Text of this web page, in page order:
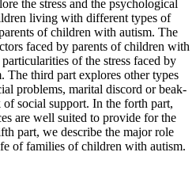
the stress and the psychological
living with different types of
of children with autism. The
faced by parents of children with
of the stress faced by
The third part explores other types
problems, marital discord or beak-
social support. In the forth part,
are well suited to provide for the
part, we describe the major role
of families of children with autism.